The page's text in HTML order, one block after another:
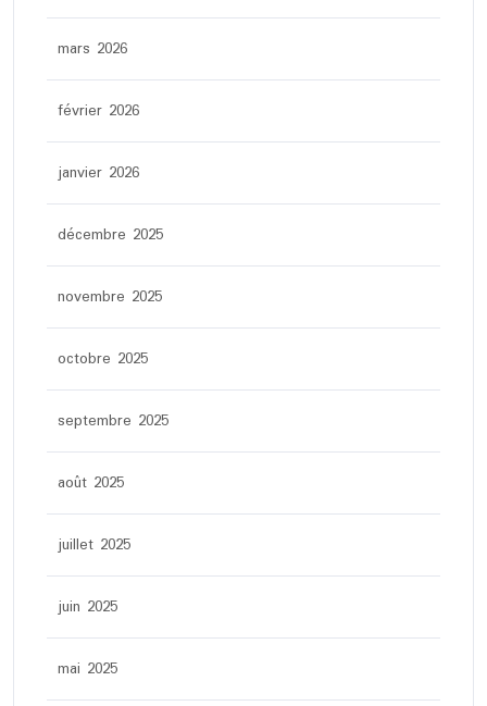
mars 2026
février 2026
janvier 2026
décembre 2025
novembre 2025
octobre 2025
septembre 2025
août 2025
juillet 2025
juin 2025
mai 2025